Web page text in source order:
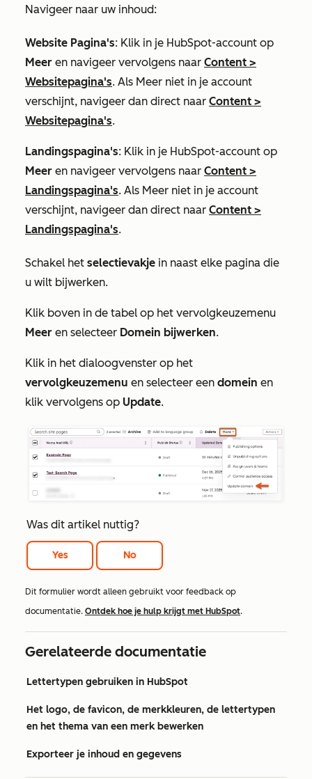
Navigeer naar uw inhoud:
Website Pagina's: Klik in je HubSpot-account op
Meer en navigeer vervolgens naar Content >
Websitepagina's. Als Meer niet in je account
verschijnt, navigeer dan direct naar Content >
Websitepagina's.
Landingspagina's: Klik in je HubSpot-account op
Meer en navigeer vervolgens naar Content >
Landingspagina's. Als Meer niet in je account
verschijnt, navigeer dan direct naar Content >
Landingspagina's.
Schakel het selectievakje in naast elke pagina die
u wilt bijwerken.
Klik boven in de tabel op het vervolgkeuzemenu
Meer en selecteer Domein bijwerken.
Klik in het dialoogvenster op het
vervolgkeuzemenu en selecteer een domein en
klik vervolgens op Update.
Was dit artikel nuttig?
Yes No
Dit formulier wordt alleen gebruikt voor feedback op
documentatie. Ontdek hoe je hulp krijgt met HubSpot.
Gerelateerde documentatie
Lettertypen gebruiken in HubSpot
Het logo, de favicon, de merkkleuren, de lettertypen
en het thema van een merk bewerken
Exporteer je inhoud en gegevens